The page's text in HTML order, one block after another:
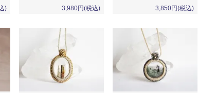
) 3,980円(税込) 3,850円(税込)